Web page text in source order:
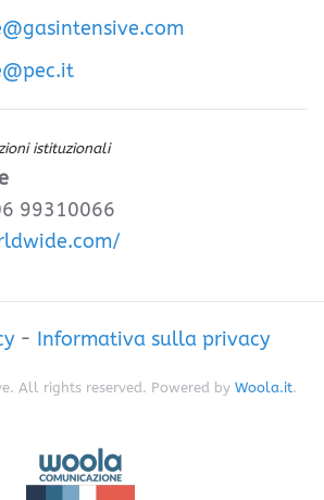
istituzionali
99310066
- Informativa sulla privacy
All rights reserved. Powered by Woola.it.